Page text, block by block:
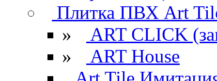
Плитка ПВХ Art
»
ART CLICK
»
ART House